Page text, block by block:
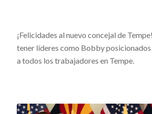
¡Felicidades al nuevo concejal de
tener líderes como Bobby
a todos los trabajadores en Tempe.